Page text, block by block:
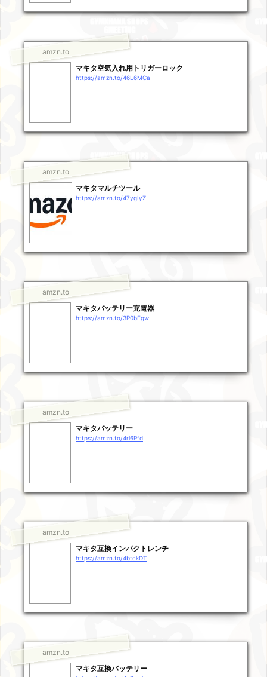
amzn.to
マキタ空気入れ用トリガーロック
https://amzn.to/46L6MCa
amzn.to
マキタマルチツール
https://amzn.to/47ygIyZ
amzn.to
マキタバッテリー充電器
https://amzn.to/3P0bEgw
amzn.to
マキタバッテリー
https://amzn.to/4rl6Pfd
amzn.to
マキタ互換インパクトレンチ
https://amzn.to/4btckDT
amzn.to
マキタ互換バッテリー